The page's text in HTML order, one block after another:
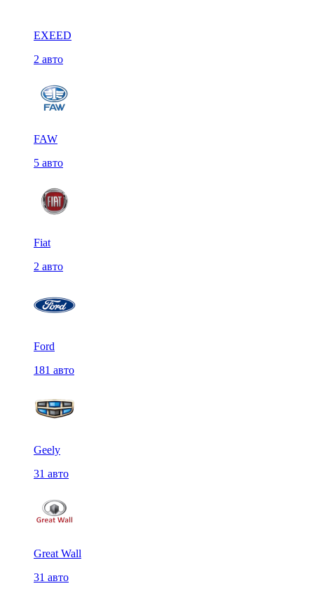
EXEED
2 авто
FAW
5 авто
Fiat
2 авто
Ford
181 авто
Geely
31 авто
Great Wall
31 авто